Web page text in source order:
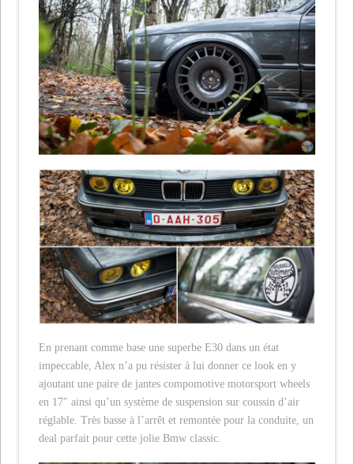
En prenant comme base une superbe E30 dans un état
impeccable, Alex n’a pu résister à lui donner ce look en y
ajoutant une paire de jantes compomotive motorsport wheels
en 17″ ainsi qu’un système de suspension sur coussin d’air
réglable. Très basse à l’arrêt et remontée pour la conduite, un
deal parfait pour cette jolie Bmw classic.